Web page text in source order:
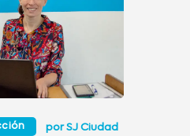
porSJ Ciudad